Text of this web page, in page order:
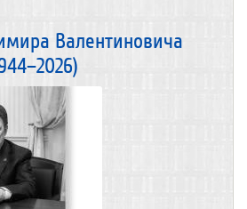
Валентиновича